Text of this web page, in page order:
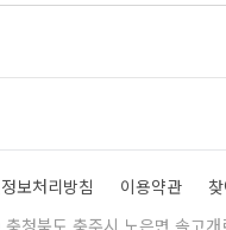
보처리방침 이용약관